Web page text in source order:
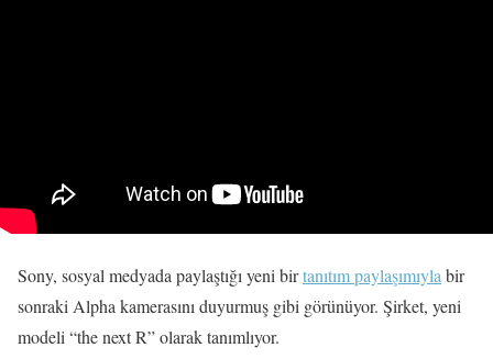
Sony, sosyal medyada paylaştığı yeni birtanıtım paylaşımıyla bir
sonraki Alpha kamerasını duyurmuş gibi görünüyor. Şirket, yeni
modeli “the next R” olarak tanımlıyor.